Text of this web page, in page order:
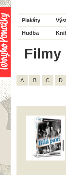
Plakáty
Hudba
Filmy
A B C D